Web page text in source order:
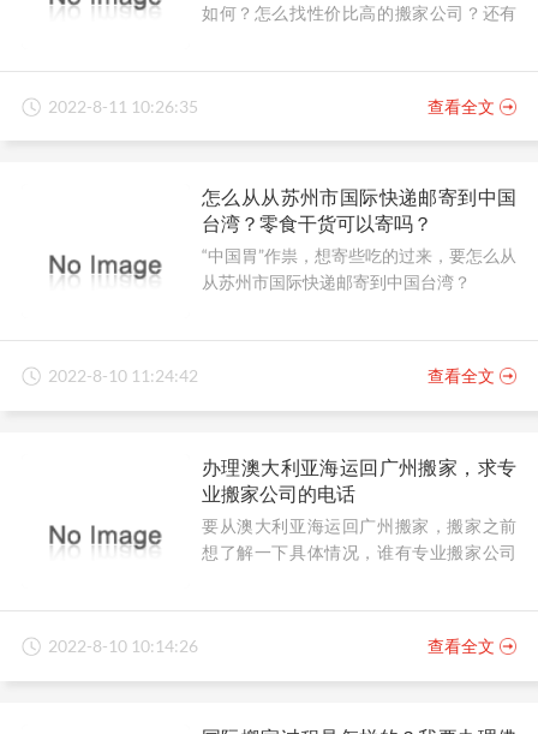
如何？怎么找性价比高的搬家公司？还有
2022-8-11 10:26:35 查看全文
怎么从从苏州市国际快递邮寄到中国
台湾？零食干货可以寄吗？
“中国胃”作祟，想寄些吃的过来，要怎么从
从苏州市国际快递邮寄到中国台湾？
2022-8-10 11:24:42 查看全文
办理澳大利亚海运回广州搬家，求专
业搬家公司的电话
要从澳大利亚海运回广州搬家，搬家之前
想了解一下具体情况，谁有专业搬家公司
2022-8-10 10:14:26 查看全文